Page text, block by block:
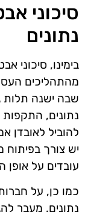
סיכוני
נתונים
בימינו, סיכוני
מהתהליכים
שבה ישנה תלות
נתונים, התקפות
להוביל לאובדן
יש צורך
עובדים על אופן
כמו כן, על
נתונים. מעבר